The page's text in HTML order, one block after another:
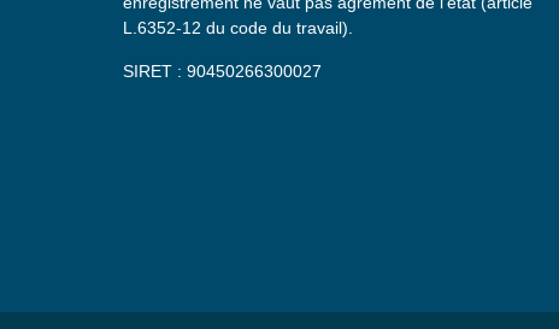
L.6352-12 du code du travail).
SIRET : 90450266300027